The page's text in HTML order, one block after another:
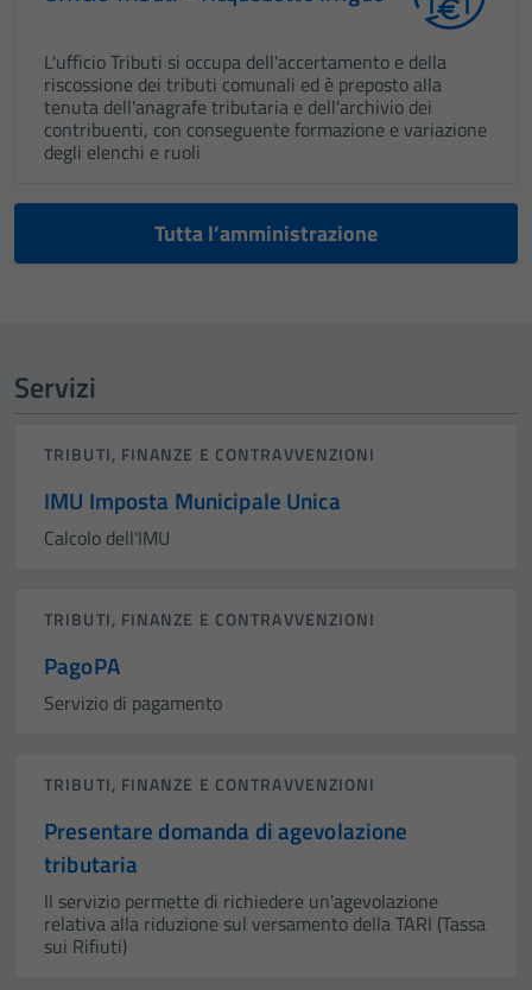
L'ufficio Tributi si occupa dell'accertamento e della
riscossione dei tributi comunali ed è preposto alla
tenuta dell'anagrafe tributaria e dell'archivio dei
contribuenti, con conseguente formazione e variazione
degli elenchi e ruoli
Tutta l’amministrazione
Servizi
TRIBUTI, FINANZE E CONTRAVVENZIONI
IMU Imposta Municipale Unica
Calcolo dell'IMU
TRIBUTI, FINANZE E CONTRAVVENZIONI
PagoPA
Servizio di pagamento
TRIBUTI, FINANZE E CONTRAVVENZIONI
Presentare domanda di agevolazione
tributaria
Il servizio permette di richiedere un'agevolazione
relativa alla riduzione sul versamento della TARI (Tassa
sui Rifiuti)